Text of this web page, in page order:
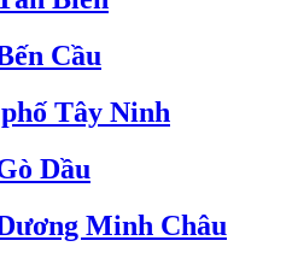
Cầu
Tây Ninh
Dầu
Minh Châu